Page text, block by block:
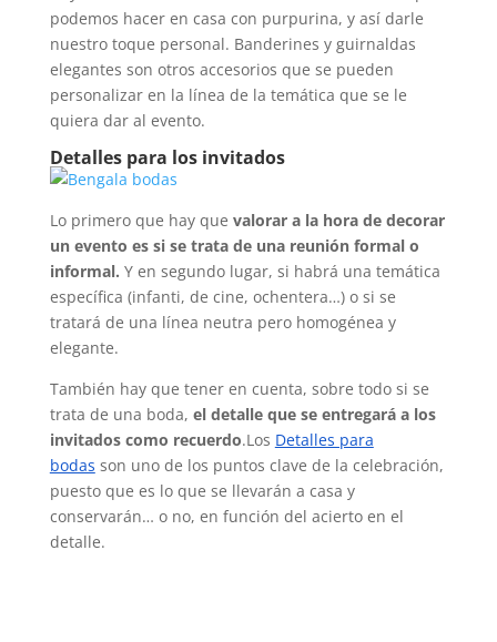
podemos hacer en casa con purpurina, y así darle
nuestro toque personal. Banderines y guirnaldas
elegantes son otros accesorios que se pueden
personalizar en la línea de la temática que se le
quiera dar al evento.
Detalles para los invitados
Lo primero que hay que valorar a la hora de decorar
un evento es si se trata de una reunión formal o
informal. Y en segundo lugar, si habrá una temática
específica (infanti, de cine, ochentera…) o si se
tratará de una línea neutra pero homogénea y
elegante.
También hay que tener en cuenta, sobre todo si se
trata de una boda, el detalle que se entregará a los
invitados como recuerdo.Los Detalles para
bodas son uno de los puntos clave de la celebración,
puesto que es lo que se llevarán a casa y
conservarán… o no, en función del acierto en el
detalle.